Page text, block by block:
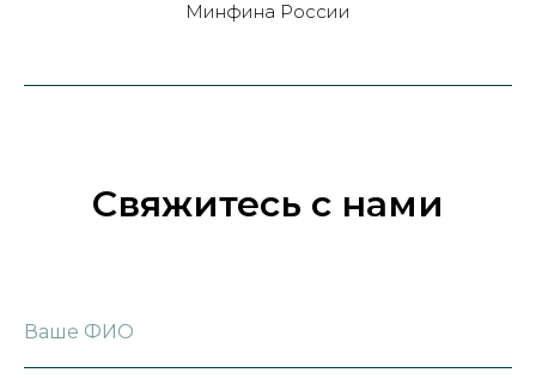
Минфина России
Свяжитесь с нами